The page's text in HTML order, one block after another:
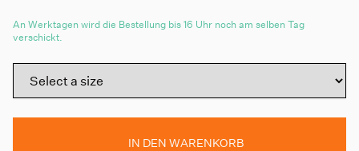
An Werktagen wird die Bestellung bis 16 Uhr noch am selben Tag
verschickt.
IN DEN WARENKORB